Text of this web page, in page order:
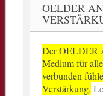
OELDER
Der OELDER
Medium für
verbunden
Verstärkung.